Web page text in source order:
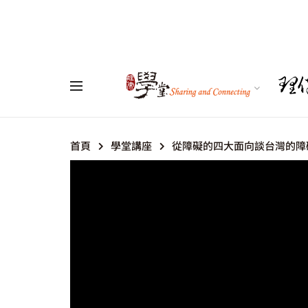
首頁 學堂講座 從障礙的四大面向談台灣的